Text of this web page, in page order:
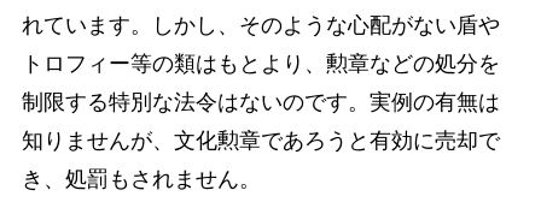
れています。しかし、そのような心配がない盾や
トロフィー等の類はもとより、勲章などの処分を
制限する特別な法令はないのです。実例の有無は
知りませんが、文化勲章であろうと有効に売却で
き、処罰もされません。